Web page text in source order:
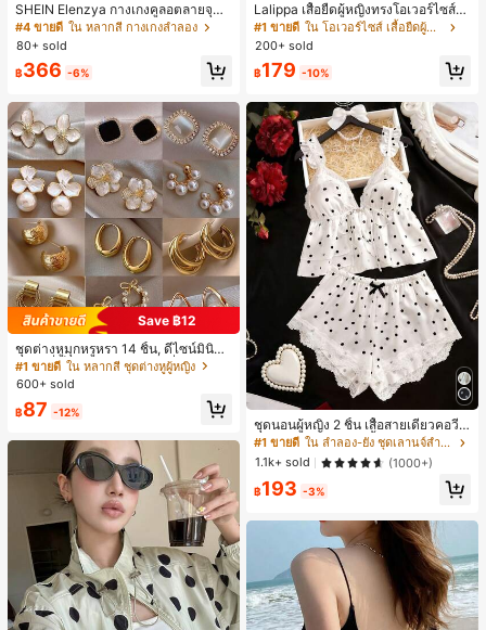
SHEIN Elenzya กางเกงคูลอตลายจุดเ
อวสูงแบบใหม่สำหรับฤดูใบไม้ผลิ/ฤดูร้อ
น, สไตล์หรูหราเหมาะสำหรับใส่ในชีวิต
ประจำวันและทำงาน, ให้ความรู้สึกวินเ
ทจสำหรับฤดูรับปริญญา, เทศกาลดนตร
ี, การแข่งม้าดาร์บี้, วันประกาศอิสรภาพ
#4 ขายดี ใน หลากสี กางเกงลำลอง
80+ sold
฿366 -6%
Save ฿12
ชุดต่างหูมุกหรูหรา 14 ชิ้น, ดีไซน์มินิมอ
ลใหม่ที่เป็นเอกลักษณ์ ต่างหูที่สง่างาม
สำหรับผู้หญิง, ของขวัญสำหรับเธอ
#1 ขายดี ใน หลากสี ชุดต่างหูผู้หญิง
600+ sold
฿87 -12%
Lalippa เสื้อยืดผู้หญิงทรงโอเวอร์ไซส์ค
วามยาวกลาง คอกลม ไหล่ตก ลายพิมพ์
ตัวอักษรและลายทางแนวตั้ง สไตล์แฟชั่
นมินิมอล ของขวัญให้เพื่อน
#1 ขายดี
ใน โอเวอร์ไซส์ เสื้อยืดผู้หญิง
200+ sold
฿179 -10%
ชุดนอนผู้หญิง 2 ชิ้น เสื้อสายเดี่ยวคอวีลู
กไม้ พร้อมกางเกงขาสั้นแต่งลูกไม้ แต่ง
โบว์ที่เอว ชุดลำลองผู้หญิงนุ่มสบายน่ารั
ก สไตล์เอสเธติก
#1 ขายดี
ใน ลำลอง-ยัง ชุดเลานจ์สำหรับผู้หญิง
1.1k+ sold
(1000+)
฿193 -3%